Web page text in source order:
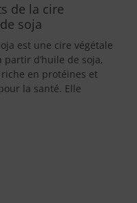
de la cire
soja
est une cire végétale
d’huile de soja,
en protéines et
la santé. Elle